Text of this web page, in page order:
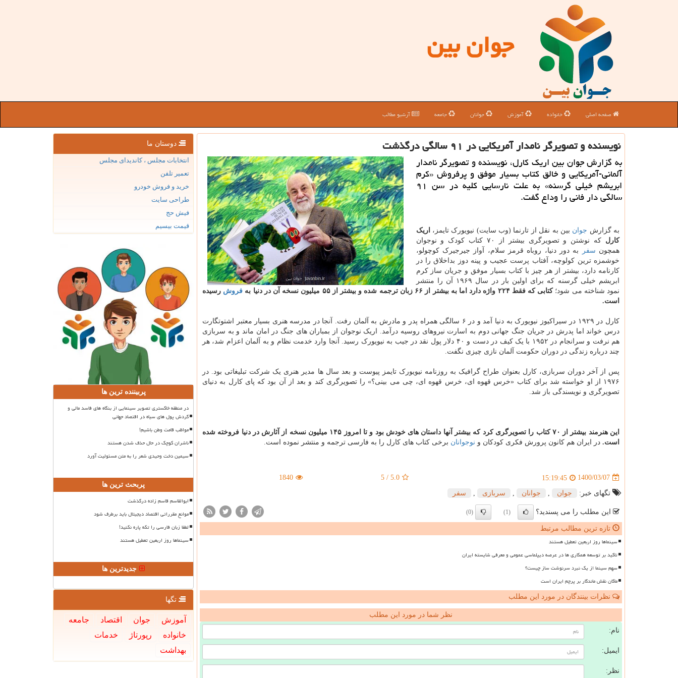
جوان بین
صفحه اصلی خانواده آموزش جوانان جامعه آرشیو مطالب
نویسنده و تصویرگر نامدار آمریكایی در ۹۱ سالگی درگذشت
به گزارش جوان بین اریک کارل، نویسنده و تصویرگر نامدار
آلمانی-آمریکایی و خالق کتاب بسیار موفق و پرفروش «کرم
ابریشم خیلی گرسنه» به علت نارسایی کلیه در سن ۹۱
سالگی دار فانی را وداع گفت.
به گزارش جوان بین به نقل از تارنما (وب سایت) نیویورک تایمز، اریک
کارل
که نوشتن و تصویرگری بیشتر از ۷۰ کتاب کودک و نوجوان
همچون سفر
به دور دنیا، روباه قرمز سلام، آواز جیرجیرک کوچولو،
خوشمزه ترین کولوچه، آفتاب پرست عجیب و پینه دوز بداخلاق را در
کارنامه دارد، بیشتر از هر چیز با کتاب بسیار موفق و جریان ساز کرم
ابریشم خیلی گرسنه که برای اولین بار در سال ۱۹۶۹ آن را منتشر
نمود شناخته می شود؛کتابی که فقط ۲۲۴ واژه دارد اما به بیشتر از ۶۶ زبان ترجمه شده و بیشتر از ۵۵ میلیون نسخه آن در دنیا به فروش رسیده
است.
کارل در ۱۹۲۹ در سیراکیوز نیویورک به دنیا آمد و در ۶ سالگی همراه پدر و مادرش به آلمان رفت. آنجا در مدرسه هنری بسیار معتبر اشتوتگارت
درس خواند اما پدرش در جریان جنگ جهانی دوم به اسارت نیروهای روسیه درآمد. اریک نوجوان از بمباران های جنگ در امان ماند و به سربازی
هم نرفت و سرانجام در ۱۹۵۲ با یک کیف در دست و ۴۰ دلار پول نقد در جیب به نیویورک رسید. آنجا وارد خدمت نظام و به آلمان اعزام شد، هر
چند درباره زندگی در دوران حکومت آلمان نازی چیزی نگفت.
پس از آخر دوران سربازی، کارل بعنوان طراح گرافیک به روزنامه نیویورک تایمز پیوست و بعد سال ها مدیر هنری یک شرکت تبلیغاتی بود. در
۱۹۷۶ از او خواسته شد برای کتاب «خرس قهوه ای، خرس قهوه ای، چی می بینی؟» را تصویرگری کند و بعد از آن بود که پای کارل به دنیای
تصویرگری و نویسندگی باز شد.
این هنرمند بیشتر از ۷۰ کتاب را تصویرگری کرد که بیشتر آنها داستان های خودش بود و تا امروز ۱۴۵ میلیون نسخه از آثارش در دنیا فروخته شده
است. در ایران هم کانون پرورش فکری کودکان و نوجوانان برخی کتاب های کارل را به فارسی ترجمه و منتشر نموده است.
1400/03/07
15:19:45
5.0
/
5
1840
تگهای خبر: جوان جوانان سربازی سفر
این مطلب را می پسندید؟ (1)
(0)
تازه ترین مطالب مرتبط
سینماها روز اربعین تعطیل هستند
تاکید بر توسعه همکاری ها در عرصه دیپلماسی عمومی و معرفی شایسته ایران
سهم سینما از یک نبرد سرنوشت ساز چیست؟
ماکان نقش ماندگار بر پرچم ایران است
نظرات بینندگان در مورد این مطلب
نظر شما در مورد این مطلب
نام:
ایمیل:
نظر:
دوستان ما
انتخابات مجلس ، کاندیدای مجلس
تعمیر تلفن
خرید و فروش خودرو
طراحی سایت
فیش حج
قیمت بیسیم
پربیننده ترین ها
در منطقه خاکستری تصویر سینمایی از بنگاه های فاسد مالی و
گردش پول های سیاه در اقتصاد جهانی
مواظب قامت وطن باشیم!
ناشران کوچک در حال حذف شدن هستند
سیمین دخت وحیدی شعر را به متن مسئولیت آورد
پربحث ترین ها
ابوالقاسم قاسم زاده درگذشت
موانع مقرراتی اقتصاد دیجیتال باید برطرف شود
لطفا زبان فارسی را تکه پاره نکنید!
سینماها روز اربعین تعطیل هستند
جدیدترین ها
تگها
آموزش جوان اقتصاد
جامعه
خانواده
رپورتاژ
خدمات
بهداشت